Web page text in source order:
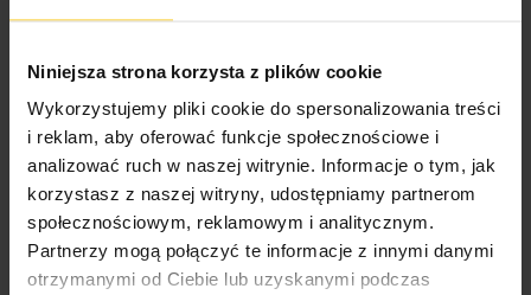
Niniejsza strona korzysta z plików cookie
Wykorzystujemy pliki cookie do spersonalizowania treści
i reklam, aby oferować funkcje społecznościowe i
analizować ruch w naszej witrynie. Informacje o tym, jak
korzystasz z naszej witryny, udostępniamy partnerom
społecznościowym, reklamowym i analitycznym.
Partnerzy mogą połączyć te informacje z innymi danymi
otrzymanymi od Ciebie lub uzyskanymi podczas
(wymiar podany na gotowo) system flex - MELANIE
111,67 zł
-25%
Najniższa cena z 30 dni przed obniżką:148,90 zł
Cena regularna:148,90 zł
Dodaj do koszyka
Promocja Nowość